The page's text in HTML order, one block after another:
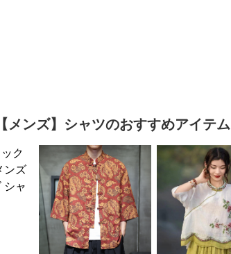
【メンズ】シャツのおすすめアイテム